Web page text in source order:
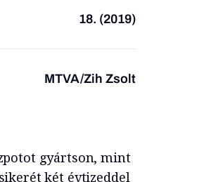
18. (2019)
MTVA/Zih Zsolt
gyártson, mint
sikerét két évtizeddel